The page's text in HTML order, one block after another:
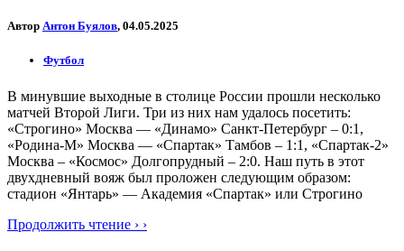
Автор Антон Буялов, 04.05.2025
Футбол
В минувшие выходные в столице России прошли несколько
матчей Второй Лиги. Три из них нам удалось посетить:
«Строгино» Москва — «Динамо» Санкт-Петербург – 0:1,
«Родина-М» Москва — «Спартак» Тамбов – 1:1, «Спартак-2»
Москва – «Космос» Долгопрудный – 2:0. Наш путь в этот
двухдневный вояж был проложен следующим образом:
стадион «Янтарь» — Академия «Спартак» или Строгино
Продолжить чтение › ›